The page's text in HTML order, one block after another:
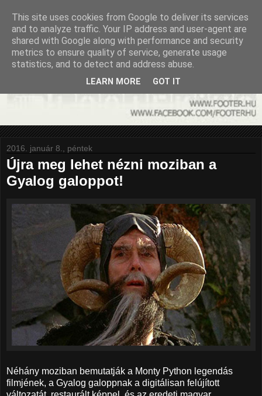
2016. január 8., péntek
Újra meg lehet nézni moziban a
Gyalog galoppot!
Néhány moziban bemutatják a Monty Python legendás
filmjének, a Gyalog galoppnak a digitálisan felújított
This site uses cookies from Google to deliver its services
and to analyze traffic. Your IP address and user-agent are
shared with Google along with performance and security
metrics to ensure quality of service, generate usage
statistics, and to detect and address abuse.
LEARN MORE GOT IT